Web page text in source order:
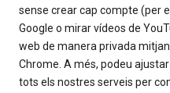
sense crear cap compte (per
Google o mirar vídeos de
web de manera privada
Chrome. A més, podeu
tots els nostres serveis per